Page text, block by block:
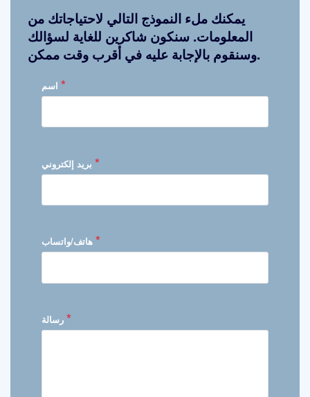
يمكنك ملء النموذج التالي لاحتياجاتك من
المعلومات. سنكون شاكرين للغاية لسؤالك
وسنقوم بالإجابة عليه في أقرب وقت ممكن.
*
*
*
*